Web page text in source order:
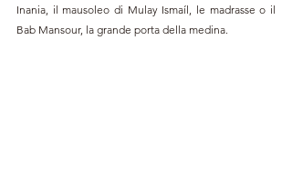
Inania, il mausoleo di Mulay Ismaíl, le madrasse o il
Bab Mansour, la grande porta della medina.